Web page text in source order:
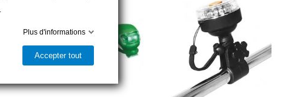
Plus d'informations
Accepter tout